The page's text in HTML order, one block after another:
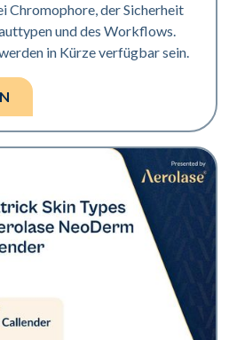
Chromophore, der Sicherheit
und des Workflows.
in Kürze verfügbar sein.